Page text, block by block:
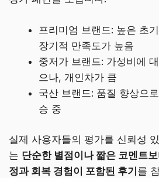
프리미엄 브랜드: 높은 초
장기적 만족도가 높음
중저가 브랜드: 가성비에
으나, 개인차가 큼
국산 브랜드: 품질 향상으
승 중
실제 사용자들의 평가를 신뢰성
는 단순한 별점이나 짧은 코멘트
정과 회복 경험이 포함된 후기 를